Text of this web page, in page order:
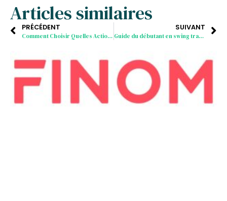
Articles similaires
PRÉCÉDENT
Comment Choisir Quelles Actions Achetées
SUIVANT
Guide du débutant en swing trading pour un maximum de profit